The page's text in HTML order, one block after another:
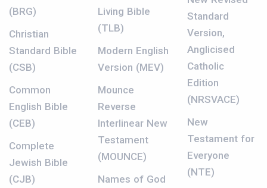
(BRG)
Christian
Standard Bible
(CSB)
Common
English Bible
(CEB)
Complete
Jewish Bible
(CJB)
Living Bible
(TLB)
Modern English
Version (MEV)
Mounce
Reverse
Interlinear New
Testament
(MOUNCE)
Names of God
Standard
Version,
Anglicised
Catholic
Edition
(NRSVACE)
New
Testament for
Everyone
(NTE)